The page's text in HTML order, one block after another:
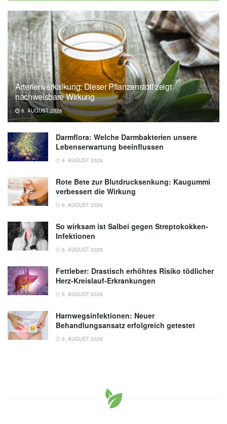
Molasses against Pediatric Tumors and
Phytochemical Analysis of Isoflavones Using
HPLC-DAD-ESI-HRMS; in: Plants
(veröffentlicht 10.03.2022, Volume 11, Issue
6), Plants
Ural Federal University: Kudzu Roots and
Soy Molasses may help treat three types of
cancer especially kids' (veröffentlicht
30.03.2022),UrFU
Arterienverkalkung: Dieser Pflanzenstoff zeigt
nachweisbare Wirkung
6. AUGUST 2026
Darmflora: Welche Darmbakterien unsere
Lebenserwartung beeinflussen
6. AUGUST 2026
Rote Bete zur Blutdrucksenkung: Kaugummi
verbessert die Wirkung
6. AUGUST 2026
So wirksam ist Salbei gegen Streptokokken-
Infektionen
6. AUGUST 2026
Fettleber: Drastisch erhöhtes Risiko tödlicher
Herz-Kreislauf-Erkrankungen
5. AUGUST 2026
Harnwegsinfektionen: Neuer
Behandlungsansatz erfolgreich getestet
5. AUGUST 2026